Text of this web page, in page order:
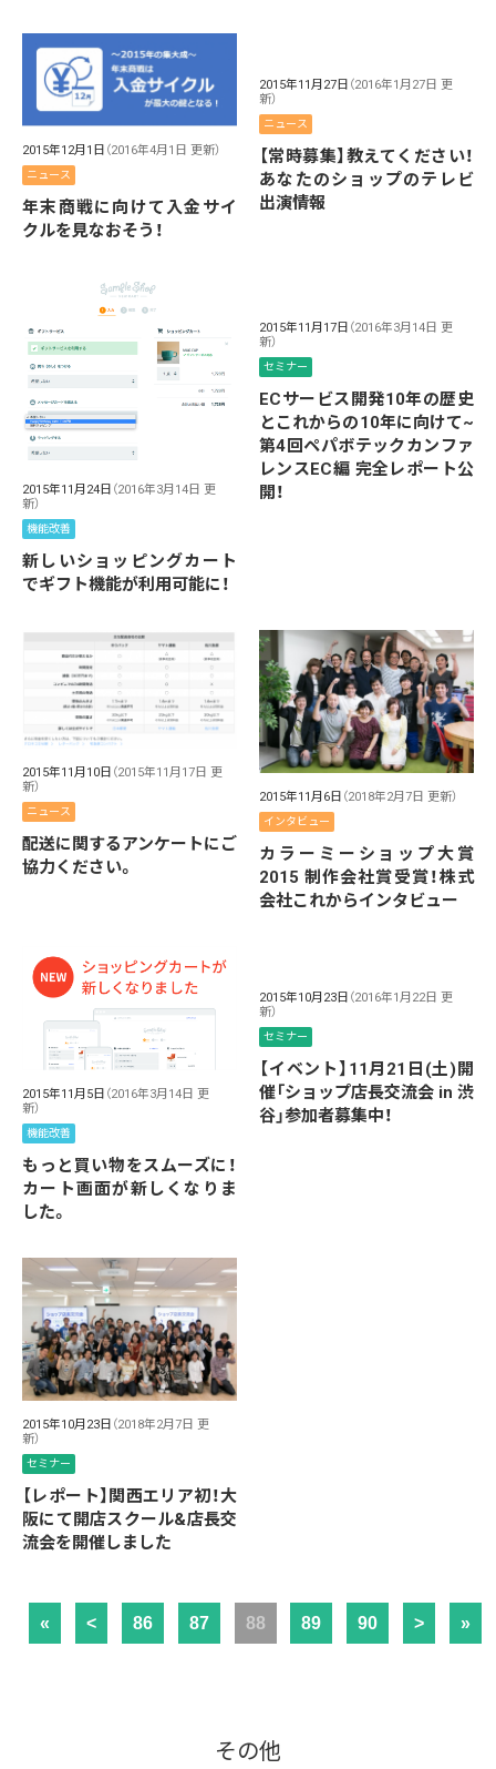
2015年12月1日 （2016年4月1日 更新）
ニュース
年末商戦に向けて入金サイ
クルを見なおそう！
2015年11月27日 （2016年1月27日 更
新）
ニュース
【常時募集】教えてください！
あなたのショップのテレビ
出演情報
2015年11月24日 （2016年3月14日 更
新）
機能改善
新しいショッピングカート
でギフト機能が利用可能に！
2015年11月17日 （2016年3月14日 更
新）
セミナー
ECサービス開発10年の歴史
とこれからの10年に向けて~
第4回ペパボテックカンファ
レンスEC編 完全レポート公
開！
2015年11月10日 （2015年11月17日 更
新）
ニュース
配送に関するアンケートにご
協力ください。
2015年11月6日 （2018年2月7日 更新）
インタビュー
カラーミーショップ大賞
2015 制作会社賞受賞！株式
会社これからインタビュー
2015年11月5日 （2016年3月14日 更
新）
機能改善
もっと買い物をスムーズに！
カート画面が新しくなりま
した。
2015年10月23日 （2016年1月22日 更
新）
セミナー
【イベント】11月21日(土)開
催「ショップ店長交流会 in 渋
谷」参加者募集中！
2015年10月23日 （2018年2月7日 更
新）
セミナー
【レポート】関西エリア初！大
阪にて開店スクール&店長交
流会を開催しました
« < 86 87 88 89 90 > »
その他